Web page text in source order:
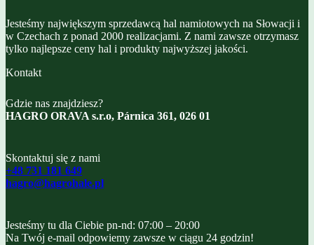
Jesteśmy największym sprzedawcą hal namiotowych na Słowacji i
w Czechach z ponad 2000 realizacjami. Z nami zawsze otrzymasz
tylko najlepsze ceny hal i produkty najwyższej jakości.
Kontakt
Gdzie nas znajdziesz?
HAGRO ORAVA s.r.o, Párnica 361, 026 01
Skontaktuj się z nami
+48 731 181 649
hagro@hagrohale.pl
Jesteśmy tu dla Ciebie pn-nd: 07:00 – 20:00
Na Twój e-mail odpowiemy zawsze w ciągu 24 godzin!